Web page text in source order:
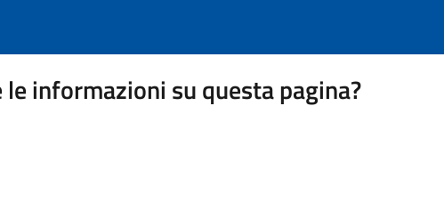
informazioni su questa pagina?